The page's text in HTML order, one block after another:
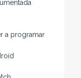
a programar